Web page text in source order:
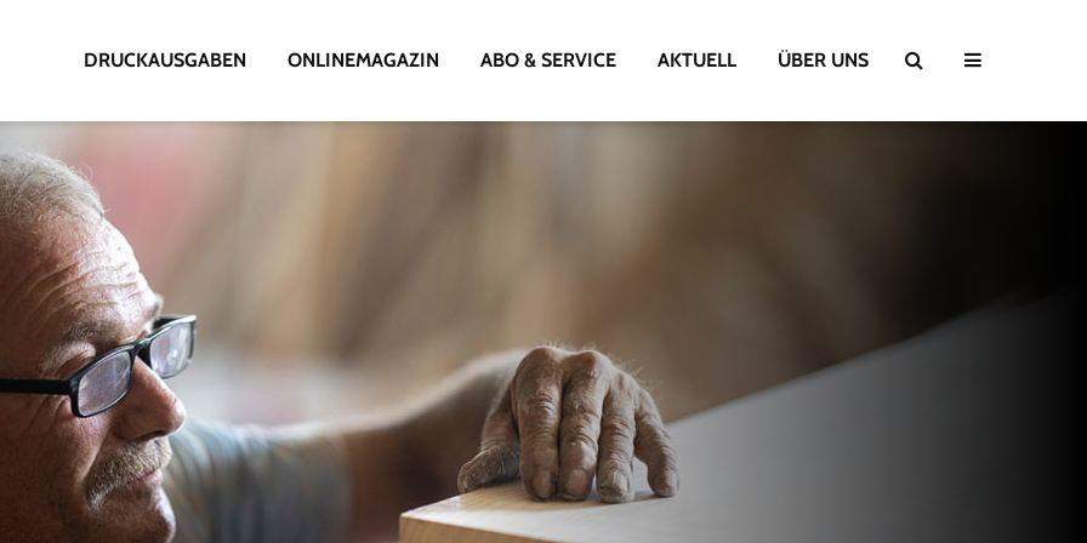
DRUCKAUSGABEN ONLINEMAGAZIN ABO & SERVICE AKTUELL ÜBER UNS